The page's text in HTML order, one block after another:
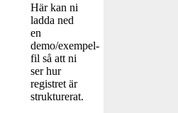
Här kan ni
ladda ned
en
demo/exempel-
fil så att ni
ser hur
registret är
strukturerat.